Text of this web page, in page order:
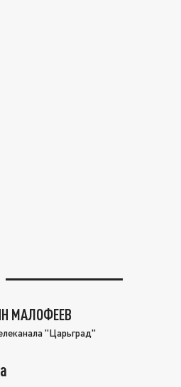
МАЛОФЕЕВ
"Царьград"